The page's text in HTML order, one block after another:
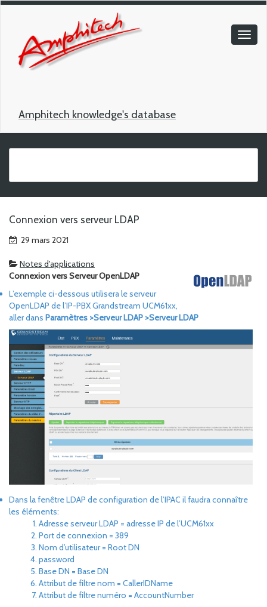
Amphitech knowledge's database
Connexion vers serveur LDAP
29 mars 2021
Notes d'applications
Connexion vers Serveur OpenLDAP
L’exemple ci-dessous utilisera le serveur
OpenLDAP de l’IP-PBX Grandstream UCM61xx,
aller dans Paramètres >Serveur LDAP >Serveur LDAP
Dans la fenêtre LDAP de configuration de l’IPAC il faudra connaître
les éléments:
Adresse serveur LDAP = adresse IP de l’UCM61xx
Port de connexion = 389
Nom d’utilisateur = Root DN
password
Base DN = Base DN
Attribut de filtre nom = CallerIDName
Attribut de filtre numéro = AccountNumber